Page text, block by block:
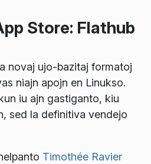
Store: Flathub
novaj ujo-bazitaj formatoj
niajn apojn en Linukso.
iu ajn gastiganto, kiu
sed la definitiva vendejo
Timothée Ravier